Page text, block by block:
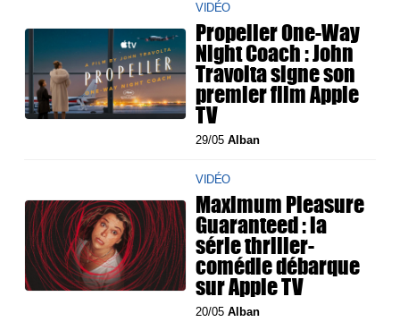
VIDÉO
Propeller One-Way
Night Coach : John
Travolta signe son
premier film Apple
TV
29/05Alban
VIDÉO
Maximum Pleasure
Guaranteed : la
série thriller-
comédie débarque
sur Apple TV
20/05Alban